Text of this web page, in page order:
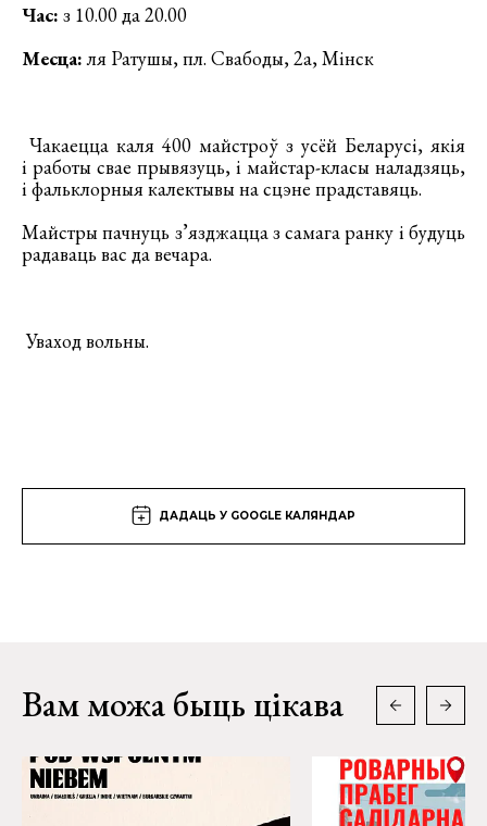
Час: з 10.00 да 20.00
Месца:ля Ратушы, пл. Свабоды, 2а, Мінск
Чакаецца каля 400 майстроў з усёй Беларусі, якія
і работы свае прывязуць, і майстар-класы наладзяць,
і фальклорныя калектывы на сцэне прадставяць.
Майстры пачнуць з’язджацца з самага ранку і будуць
радаваць вас да вечара.
Уваход вольны.
ДАДАЦЬ У GOOGLE КАЛЯНДАР
Вам можа быць цікава